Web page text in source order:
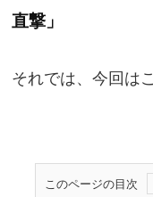
直撃」
それでは、今回は
このページの目次